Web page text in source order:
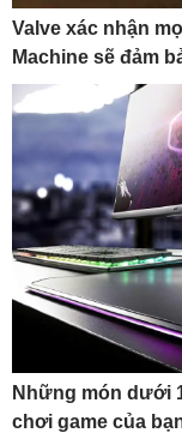
Valve xác nhận
Machine sẽ đảm
Những món dưới
chơi game của